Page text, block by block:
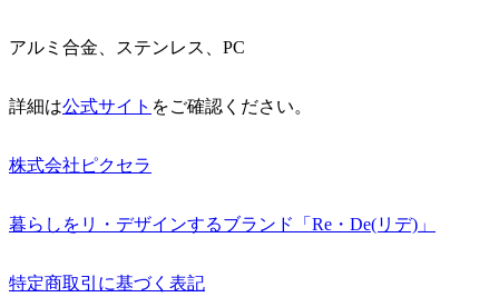
アルミ合金、ステンレス、PC
詳細は公式サイト をご確認ください。
株式会社ピクセラ
暮らしをリ・デザインするブランド「Re・De(リデ)」
特定商取引に基づく表記